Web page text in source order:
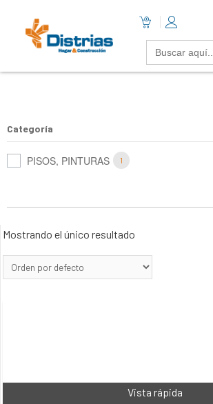
Buscar:
Categoría
PISOS, PINTURAS 1
Mostrando el único resultado
Vista rápida